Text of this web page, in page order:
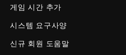
게임 시간 추가
시스템 요구사양
신규 회원 도움말